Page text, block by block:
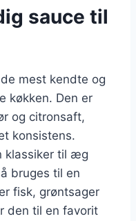
sauce til
mest kendte og
køkken. Den er
og citronsaft,
konsistens.
klassiker til æg
bruges til en
fisk, grøntsager
den til en favorit